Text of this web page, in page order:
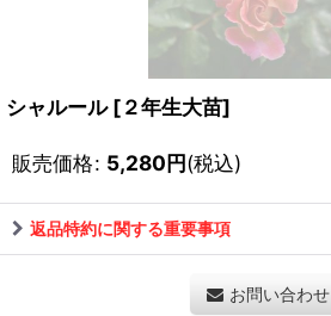
シャルール [２年生大苗]
販売価格: 5,280円(税込)
返品特約に関する重要事項
お問い合わせ